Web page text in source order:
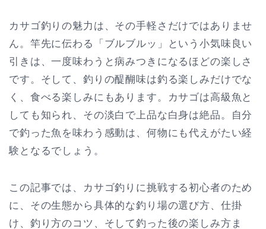
カサゴ釣りの魅力は、その手軽さだけではありませ
ん。竿先に伝わる「ブルブルッ」という小気味良い
引きは、一度味わうと病みつきになるほどの楽しさ
です。そして、釣りの醍醐味は釣る楽しみだけでな
く、食べる楽しみにもあります。カサゴは高級魚と
しても知られ、その淡白で上品な白身は絶品。自分
で釣った魚を味わう感動は、何物にも代えがたい経
験となるでしょう。
この記事では、カサゴ釣りに挑戦する初心者のため
に、その生態から具体的な釣り場の選び方、仕掛
け、釣り方のコツ、そして釣った後の楽しみ方ま